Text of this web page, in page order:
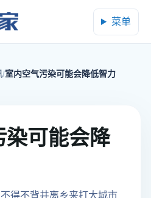
菜单
室内空气污染可能会降低智力
染可能会降
得不背井离乡来打大城市